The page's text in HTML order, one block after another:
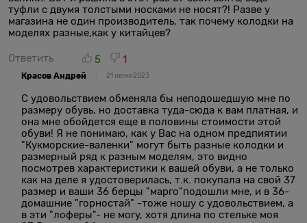
туфли с двумя толстыми носками не носят?! Разве у
магазина не один производитель, так почему колодки на
моделях разные,как у китайцев?
Ответить 5 1
Красов Андрей 21 июня 2023
C удовольствием обменяла бы неподошедшую мне по
размеру обувь, но доставка туда-сюда к вам платная, и
она мне обойдется еще в половины стоимости этой
обуви! Я не понимаю, как у Вас на одном предпиятии
"Кукморские-валенки" могут быть разные колодки и
размерный ряд к разным моделям, это видно
посмотрев характеристики к вашей обуви, а не только
как на деле я удостоверилась, т.к. покупала на свой 37
размер и ваши 36 берцы "марго"подошли мне, и в 36-
домашние "горностай" -тоже ношу с удовольствием, а
в эти "лоферы"- не могу, хотя длина по стельке моя